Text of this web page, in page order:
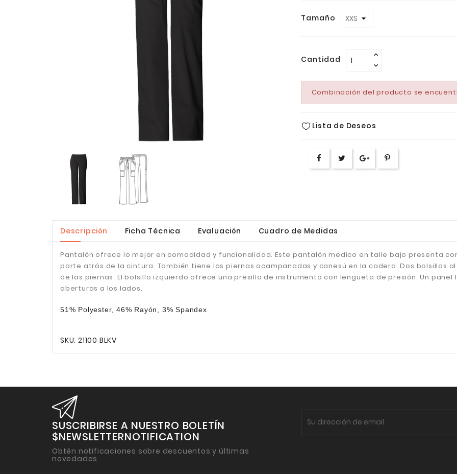
Tamaño
Cantidad
Combinación del producto se
Lista de Deseos
Descripción Ficha Técnica Evaluación Cuadro de Medidas
Pantalón ofrece lo mejor en comodidad y funcionalidad. Este pantalón medico en talle bajo presenta
parte atrás de la cintura. También tiene las piernas acampanadas y canesú en la cadera. Dos bolsillos
de las piernas. El bolsillo izquierdo ofrece una presilla de instrumento con lengüeta de presión. Un
aberturas a los lados.
51% Polyester, 46% Rayón, 3% Spandex
SKU: 21100 BLKV
SUSCRIBIRSE A NUESTRO BOLETÍN
$NEWSLETTERNOTIFICATION
Obtén notificaciones sobre descuentos y últimas
novedades